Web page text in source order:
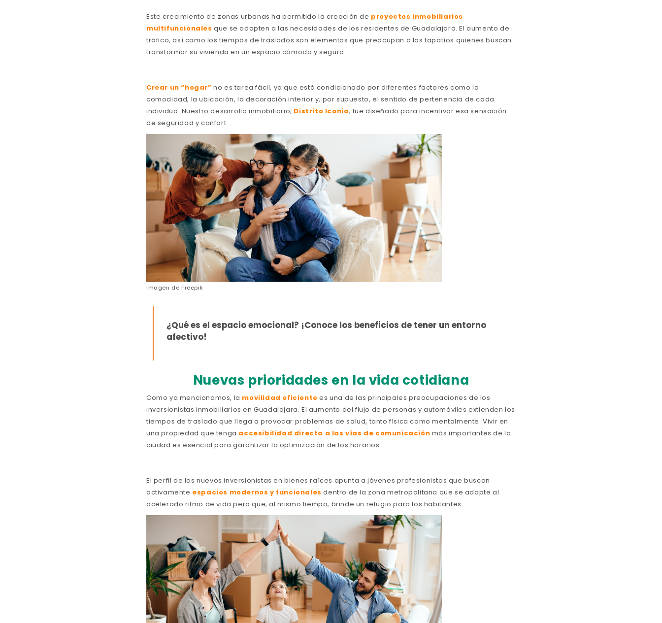
Este crecimiento de zonas urbanas ha permitido la creación de proyectos inmobiliarios
multifuncionales que se adapten a las necesidades de los residentes de Guadalajara. El aumento de
tráfico, así como los tiempos de traslados son elementos que preocupan a los tapatíos quienes buscan
transformar su vivienda en un espacio cómodo y seguro.
Crear un “hogar” no es tarea fácil, ya que está condicionado por diferentes factores como la
comodidad, la ubicación, la decoración interior y, por supuesto, el sentido de pertenencia de cada
individuo. Nuestro desarrollo inmobiliario, Distrito Iconia, fue diseñado para incentivar esa sensación
de seguridad y confort.
Imagen de Freepik
¿Qué es el espacio emocional? ¡Conoce los beneficios de tener un entorno
afectivo!
Nuevas prioridades en la vida cotidiana
Como ya mencionamos, la movilidad eficiente es una de las principales preocupaciones de los
inversionistas inmobiliarios en Guadalajara. El aumento del flujo de personas y automóviles extienden los
tiempos de traslado que llega a provocar problemas de salud, tanto física como mentalmente. Vivir en
una propiedad que tenga accesibilidad directa a las vías de comunicación más importantes de la
ciudad es esencial para garantizar la optimización de los horarios.
El perfil de los nuevos inversionistas en bienes raíces apunta a jóvenes profesionistas que buscan
activamente espacios modernos y funcionales dentro de la zona metropolitana que se adapte al
acelerado ritmo de vida pero que, al mismo tiempo, brinde un refugio para los habitantes.